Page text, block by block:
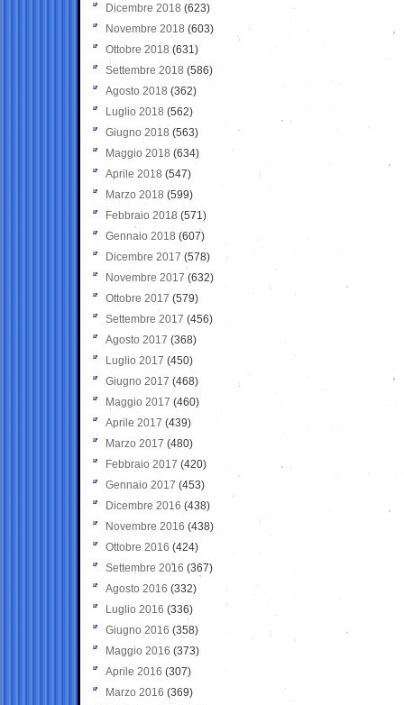
Dicembre 2018 (623)
Novembre 2018 (603)
Ottobre 2018 (631)
Settembre 2018 (586)
Agosto 2018 (362)
Luglio 2018 (562)
Giugno 2018 (563)
Maggio 2018 (634)
Aprile 2018 (547)
Marzo 2018 (599)
Febbraio 2018 (571)
Gennaio 2018 (607)
Dicembre 2017 (578)
Novembre 2017 (632)
Ottobre 2017 (579)
Settembre 2017 (456)
Agosto 2017 (368)
Luglio 2017 (450)
Giugno 2017 (468)
Maggio 2017 (460)
Aprile 2017 (439)
Marzo 2017 (480)
Febbraio 2017 (420)
Gennaio 2017 (453)
Dicembre 2016 (438)
Novembre 2016 (438)
Ottobre 2016 (424)
Settembre 2016 (367)
Agosto 2016 (332)
Luglio 2016 (336)
Giugno 2016 (358)
Maggio 2016 (373)
Aprile 2016 (307)
Marzo 2016 (369)